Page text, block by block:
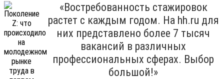
«Востребованность стажировок
растет с каждым годом. На hh.ru для
них представлено более 7 тысяч
вакансий в различных
профессиональных сферах. Выбор
большой!»